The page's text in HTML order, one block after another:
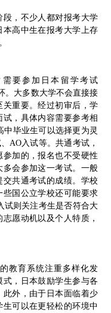
，不少人都对报考大学
高中生在报考大学上存
要参加日本留学考试
。大多数大学不会直接接
重要。经过初审后，学
，具体内容需要参考相
中毕业生可以选择更为灵
AO入试等。共通考试，
加的，报名也不受硬性
会参加这一考试。一般
交共通考试的成绩。学校
国公立学校还可能要求
试则关注考生是否符合大
愿动机以及个人特质，
教育系统注重多样化发
，日本鼓励学生参与各
外，由于日本面临着少
可以在更轻松的环境中